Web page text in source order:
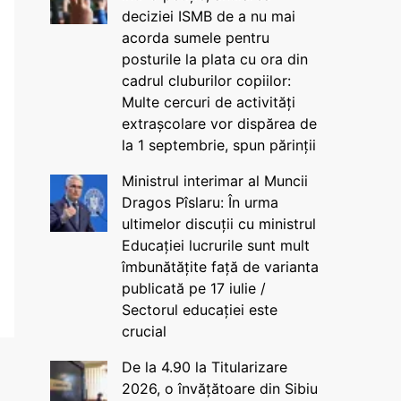
deciziei ISMB de a nu mai
acorda sumele pentru
posturile la plata cu ora din
cadrul cluburilor copiilor:
Multe cercuri de activități
extrașcolare vor dispărea de
la 1 septembrie, spun părinții
Ministrul interimar al Muncii
Dragos Pîslaru: În urma
ultimelor discuții cu ministrul
Educației lucrurile sunt mult
îmbunătățite față de varianta
publicată pe 17 iulie /
Sectorul educației este
crucial
De la 4.90 la Titularizare
2026, o învățătoare din Sibiu